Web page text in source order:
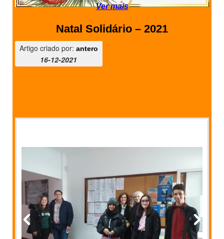
Ver mais
Natal Solidário – 2021
Artigo criado por: antero
16-12-2021